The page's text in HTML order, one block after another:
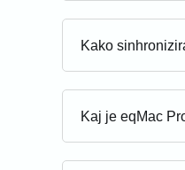
Kako
Kaj je eqMac